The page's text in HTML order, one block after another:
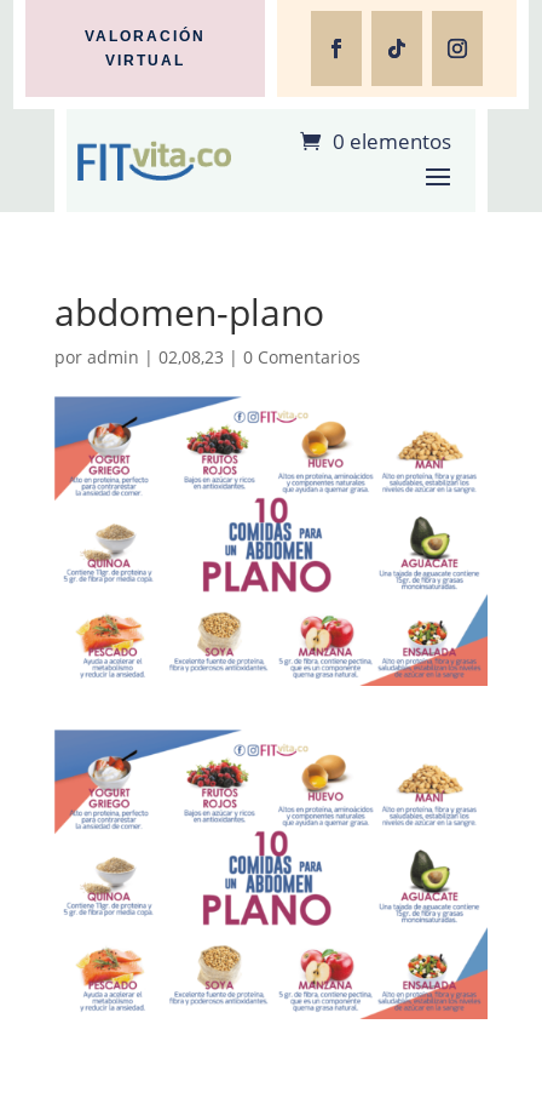
VALORACIÓN
VIRTUAL
0 elementos
abdomen-plano
por admin | 02,08,23 | 0 Comentarios